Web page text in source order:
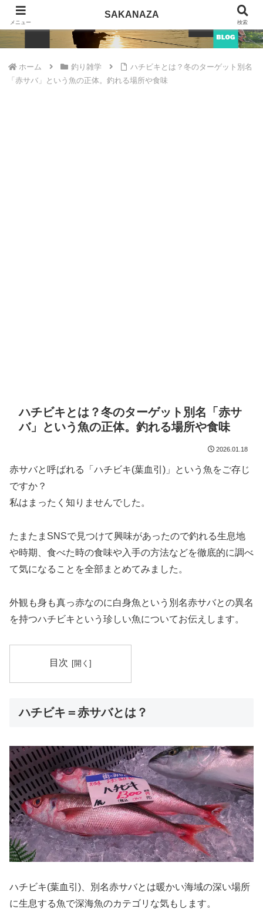
SAKANAZA
ホーム 釣り雑学
ハチビキとは？冬のターゲット別名
「赤サバ」という魚の正体。釣れる場所や食味
ハチビキとは？冬のターゲット別名「赤サ
バ」という魚の正体。釣れる場所や食味
2026.01.18
赤サバと呼ばれる「ハチビキ(葉血引)」という魚をご存じ
ですか？
私はまったく知りませんでした。
たまたまSNSで見つけて興味があったので釣れる生息地
や時期、食べた時の食味や入手の方法などを徹底的に調べ
て気になることを全部まとめてみました。
外観も身も真っ赤なのに白身魚という別名赤サバとの異名
を持つハチビキという珍しい魚についてお伝えします。
目次
ハチビキ＝赤サバとは？
ハチビキ(葉血引)、別名赤サバとは暖かい海域の深い場所
に生息する魚で深海魚のカテゴリな気もします。
メニュー
SAKANAZA
検索